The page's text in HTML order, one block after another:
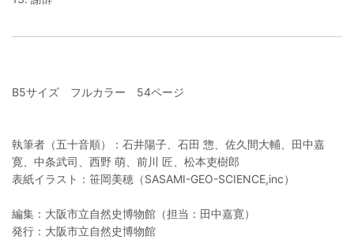
B5サイズ フルカラー 54ページ
執筆者（五十音順）：石井陽子、石田 惣、佐久間大輔、田中嘉
寛、中条武司、西野 萌、前川 匠、松本吏樹郎
表紙イラスト：笹岡美穂（SASAMI-GEO-SCIENCE,inc）
編集：大阪市立自然史博物館（担当：田中嘉寛）
発行：大阪市立自然史博物館